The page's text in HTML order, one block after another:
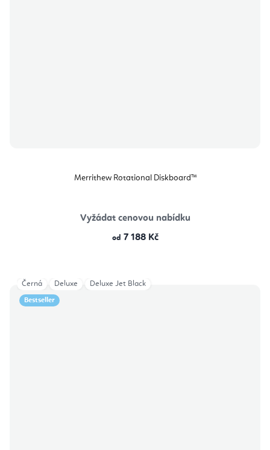
Merrithew Rotational Diskboard™
Vyžádat cenovou nabídku
od 7 188 Kč
Bestseller
Černá Deluxe Deluxe Jet Black